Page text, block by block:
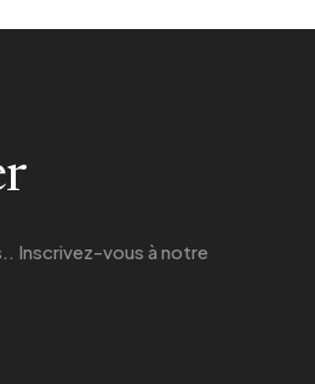
Inscrivez-vous à notre